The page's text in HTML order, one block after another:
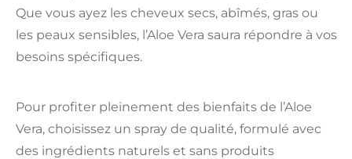
Que vous ayez les cheveux secs, abîmés, gras ou
les peaux sensibles, l’Aloe Vera saura répondre à vos
besoins spécifiques.
Pour profiter pleinement des bienfaits de l’Aloe
Vera, choisissez un spray de qualité, formulé avec
des ingrédients naturels et sans produits